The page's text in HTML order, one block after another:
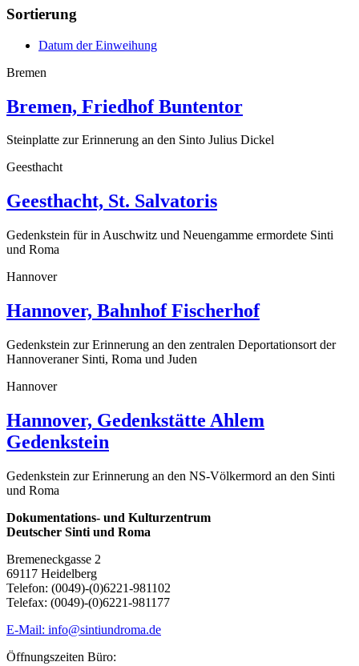
Sortierung
Datum der Einweihung
Bremen
Bremen, Friedhof Buntentor
Steinplatte zur Erinnerung an den Sinto Julius Dickel
Geesthacht
Geesthacht, St. Salvatoris
Gedenkstein für in Auschwitz und Neuengamme ermordete Sinti
und Roma
Hannover
Hannover, Bahnhof Fischerhof
Gedenkstein zur Erinnerung an den zentralen Deportationsort der
Hannoveraner Sinti, Roma und Juden
Hannover
Hannover, Gedenkstätte Ahlem
Gedenkstein
Gedenkstein zur Erinnerung an den NS-Völkermord an den Sinti
und Roma
Dokumentations- und Kulturzentrum
Deutscher Sinti und Roma
Bremeneckgasse 2
69117 Heidelberg
Telefon: (0049)-(0)6221-981102
Telefax: (0049)-(0)6221-981177
E-Mail: info@sintiundroma.de
Öffnungszeiten Büro: